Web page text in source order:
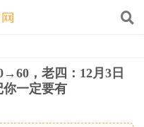
，老四：12月3日
你一定要有